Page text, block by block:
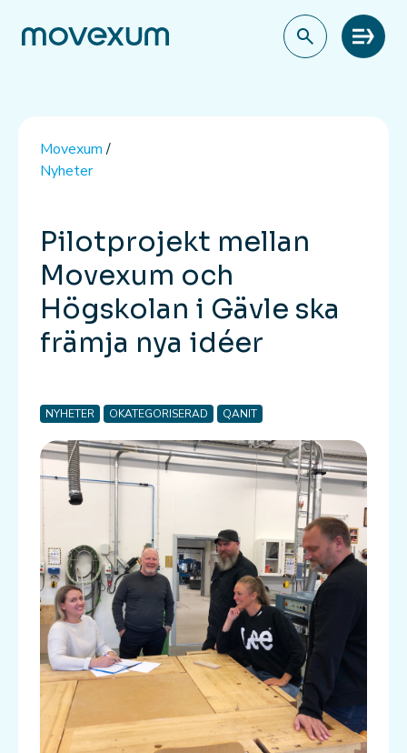
Meny
Movexum/
Nyheter
Pilotprojekt mellan
Movexum och
Högskolan i Gävle ska
främja nya idéer
NYHETER OKATEGORISERAD QANIT